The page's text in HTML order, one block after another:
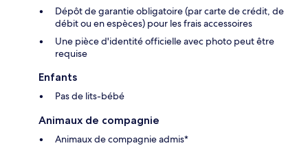
Dépôt de garantie obligatoire (par carte de crédit, de
débit ou en espèces) pour les frais accessoires
Une pièce d'identité officielle avec photo peut être
requise
Enfants
Pas de lits-bébé
Animaux de compagnie
Animaux de compagnie admis*